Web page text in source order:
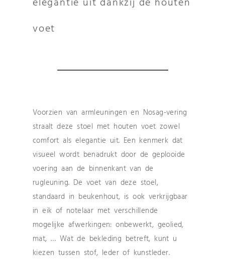
voet
Voorzien van armleuningen en Nosag-vering
straalt deze stoel met houten voet zowel
comfort als elegantie uit. Een kenmerk dat
visueel wordt benadrukt door de geplooide
voering aan de binnenkant van de
rugleuning. De voet van deze stoel,
standaard in beukenhout, is ook verkrijgbaar
in eik of notelaar met verschillende
mogelijke afwerkingen: onbewerkt, geolied,
mat, … Wat de bekleding betreft, kunt u
kiezen tussen stof, leder of kunstleder.